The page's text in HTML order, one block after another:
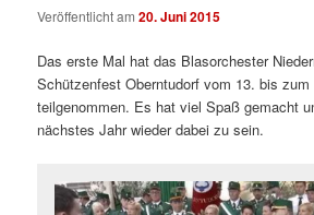
Veröffentlicht am20. Juni 2015
Das erste Mal hat das Blasorchester
Schützenfest Oberntudorf vom 13. bis
teilgenommen. Es hat viel Spaß gemacht
nächstes Jahr wieder dabei zu sein.